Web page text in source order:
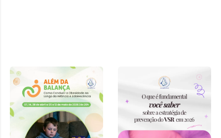
Conduzir a
Obesidade ao
Longo da
Infância e
Adolescência”